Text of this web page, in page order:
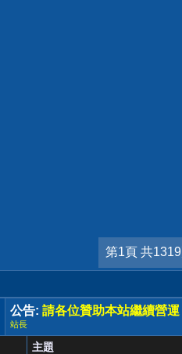
第1頁 共
公告: 請各位贊助本站繼續營運
站長
主題